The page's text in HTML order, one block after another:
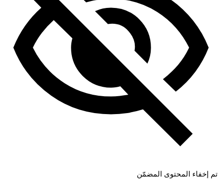
تم إخفاء المحتوى المضمّن